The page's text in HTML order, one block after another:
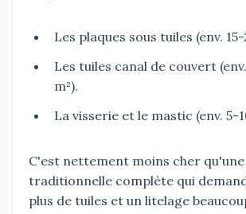
Les plaques sous tuiles (env.
Les tuiles canal de couvert
m²).
La visserie et le mastic (env. 5-
C'est nettement moins cher
traditionnelle complète qui
plus de tuiles et un litelage